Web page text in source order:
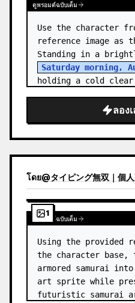
ดูพรอมต์ฉบับเต็ม
Use the character
reference image as
Saturday morning,
holding a cold
ลอง
โดย@タイピング無双｜個
1
ดูพรอมต์ฉบับเต็ม
Using the provided
the character base,
armored samurai
art sprite while
futuristic samurai